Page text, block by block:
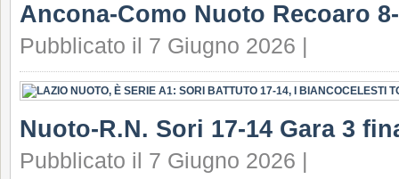
Ancona-Como Nuoto Recoaro
Pubblicato il 7 Giugno 2026 |
Nuoto-R.N. Sori 17-14 Gara 3
Pubblicato il 7 Giugno 2026 |